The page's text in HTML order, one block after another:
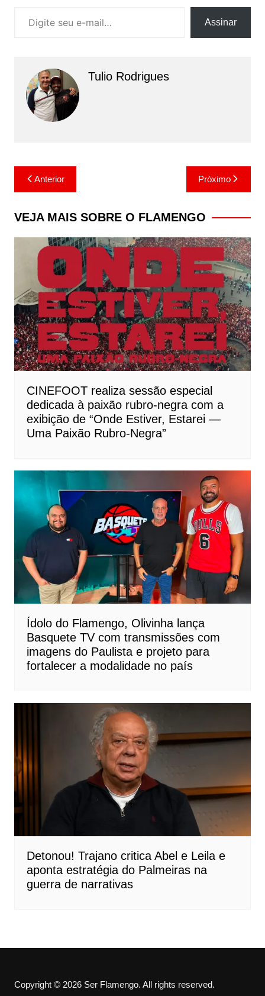
Assinar
Tulio Rodrigues
Navegação
de
Post
Anterior Próximo
VEJA MAIS SOBRE O FLAMENGO
CINEFOOT realiza sessão especial
dedicada à paixão rubro-negra com a
exibição de “Onde Estiver, Estarei —
Uma Paixão Rubro-Negra”
Ídolo do Flamengo, Olivinha lança
Basquete TV com transmissões com
imagens do Paulista e projeto para
fortalecer a modalidade no país
Detonou! Trajano critica Abel e Leila e
aponta estratégia do Palmeiras na
guerra de narrativas
Copyright © 2026 Ser Flamengo. All rights reserved.